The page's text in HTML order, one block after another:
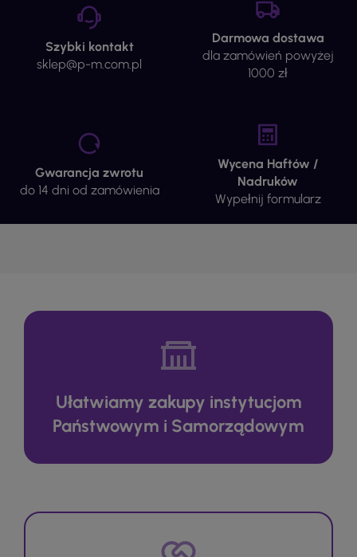
Szybki kontakt
sklep@p-m.com.pl
Darmowa dostawa
dla zamówień powyżej
1000 zł
Gwarancja zwrotu
do 14 dni od zamówienia
Wycena Haftów /
Nadruków
Wypełnij formularz
Ułatwiamy zakupy instytucjom
Państwowym i Samorządowym